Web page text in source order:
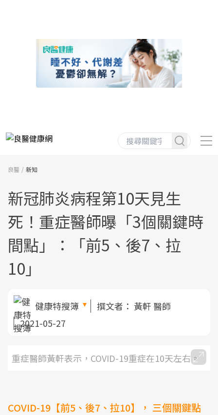
良醫 新知
新冠肺炎病程第10天見生
死！重症醫師曝「3個關鍵時
間點」：「前5、後7、拉
10」
健康特搜簿 撰文者： 黃軒 醫師
2021-05-27
重症醫師黃軒表示，COVID-19重症在10天左右。
COVID-19【前5、後7、拉10】， 三個關鍵點